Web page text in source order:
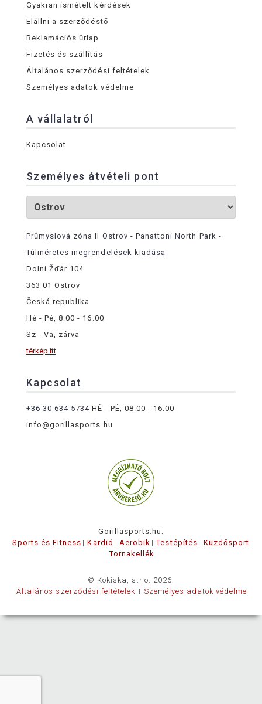
Gyakran ismételt kérdések
Elállni a szerződéstő
Reklamációs űrlap
Fizetés és szállítás
Általános szerződési feltételek
Személyes adatok védelme
A vállalatról
Kapcsolat
Személyes átvételi pont
Průmyslová zóna II Ostrov - Panattoni North Park -
Túlméretes megrendelések kiadása
Dolní Žďár 104
363 01 Ostrov
Česká republika
Hé - Pé, 8:00 - 16:00
Sz - Va, zárva
térkép itt
Kapcsolat
+36 30 634 5734 HÉ - PÉ, 08:00 - 16:00
info@gorillasports.hu
Gorillasports.hu:
Sports és Fitness
Kardió Aerobik Testépítés
Küzdősport
Tornakellék
© Kokiska, s.r.o. 2026.
Általános szerződési feltételek
Személyes adatok védelme